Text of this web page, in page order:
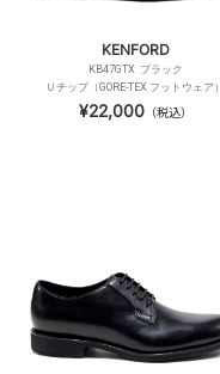
KENFORD
KB47GTX ブラック
Ｕチップ（GORE-TEX フットウェア）
¥22,000（税込）